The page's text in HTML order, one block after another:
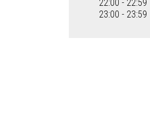
22:00 - 22:59
23:00 - 23:59